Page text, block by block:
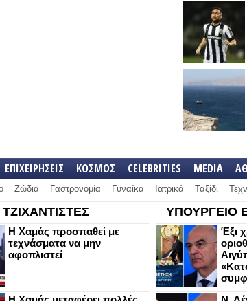
ΕΠΙΧΕΙΡΗΣΕΙΣ ΚΟΣΜΟΣ CELEBRITIES MEDIA
Ζώδια Γαστρονομία Γυναίκα Ιατρικά Ταξίδι
ΤΖΙΧΑΝΤΙΣΤΕΣ
Η Χαμάς προσπαθεί με
τεχνάσματα να μην
αφοπλιστεί
ΥΠΟΥΡΓΕΙΟ
Έξι